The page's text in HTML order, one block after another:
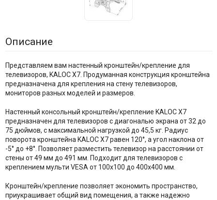
Описание
Представляем вам настенный кронштейн/крепление для
телевизоров, KALOC X7. Продуманная конструкция кронштейна
предназначена для крепления на стену телевизоров,
мониторов разных моделей и размеров.
Настенный консольный кронштейн/крепление KALOC X7
предназначен для телевизоров с диагональю экрана от 32 до
75 дюймов, с максимальной нагрузкой до 45,5 кг. Радиус
поворота кронштейна KALOC X7 равен 120°, а угол наклона от
-5° до +8°. Позволяет разместить телевизор на расстоянии от
стены от 49 мм до 491 мм. Подходит для телевизоров с
креплением мульти VESA от 100х100 до 400х400 мм.
Кронштейн/крепление позволяет экономить пространство,
приукрашивает общий вид помещения, а также надежно